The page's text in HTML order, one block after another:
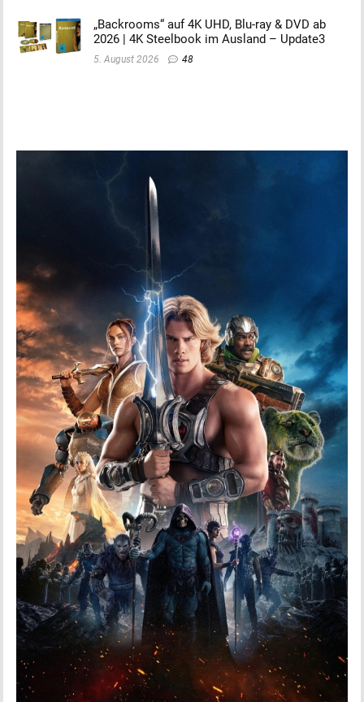
„Backrooms“ auf 4K UHD, Blu-ray & DVD ab
2026 | 4K Steelbook im Ausland – Update3
5. August 2026 48